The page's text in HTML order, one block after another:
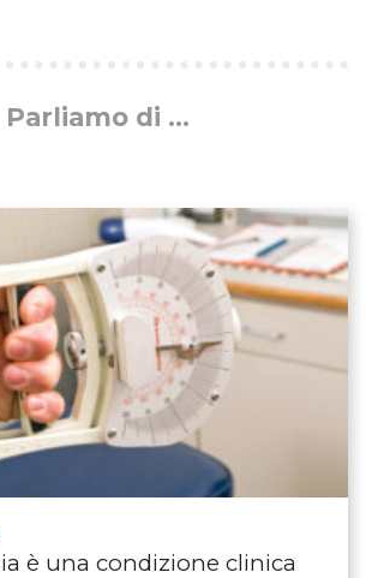
Parliamo di ...
è una condizione clinica